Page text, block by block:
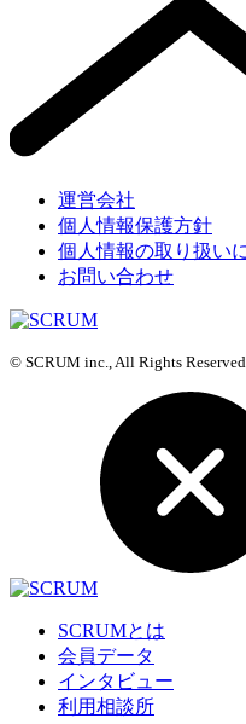
運営会社
個人情報保護方針
個人情報の取り扱い
お問い合わせ
© SCRUM inc., All Rights
SCRUMとは
会員データ
インタビュー
利用相談所